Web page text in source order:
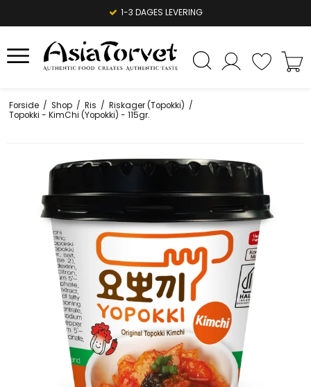
1-3 DAGES LEVERING
Forside / Shop / Ris / Riskager (Topokki) /
Topokki - KimChi (Yopokki) - 115gr.